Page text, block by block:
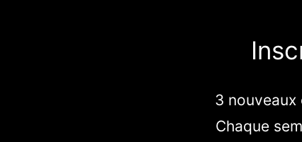
3
Chaque